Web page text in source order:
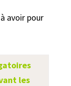
avoir pour
les